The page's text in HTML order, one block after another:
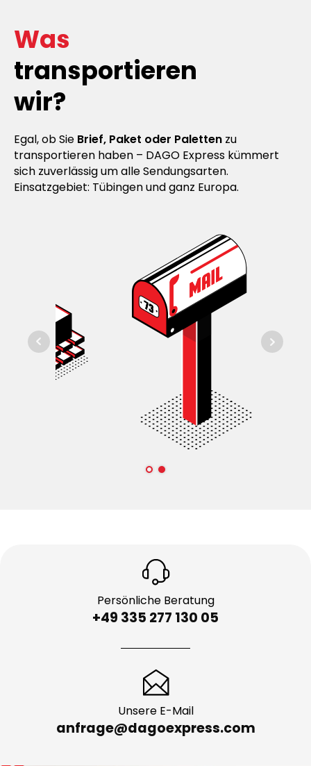
Was
transportieren
wir?
Egal, ob Sie Brief, Paket oder Paletten zu
transportieren haben – DAGO Express kümmert
sich zuverlässig um alle Sendungsarten.
Einsatzgebiet: Tübingen und ganz Europa.
Persönliche Beratung
+49 335 277 130 05
Unsere E-Mail
anfrage@dagoexpress.com